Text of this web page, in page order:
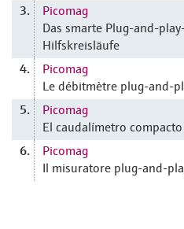
3.
Picomag
Das smarte Plug-and-
Hilfskreisläufe
4.
Picomag
Le débitmètre plug-and-
5.
Picomag
El caudalímetro
6.
Picomag
Il misuratore plug-and-